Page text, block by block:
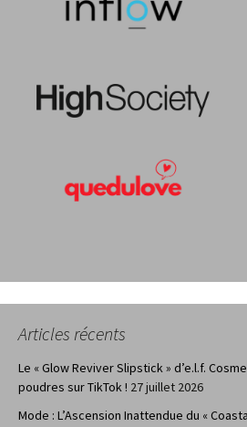
Articles récents
Le « Glow Reviver Slipstick » d’e.l.f.
poudres sur TikTok ! 27 juillet 2026
Mode : L’Ascension Inattendue du «